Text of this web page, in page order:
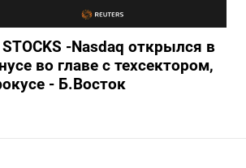
STOCKS -Nasdaq открылся в
во главе с техсектором,
- Б.Восток